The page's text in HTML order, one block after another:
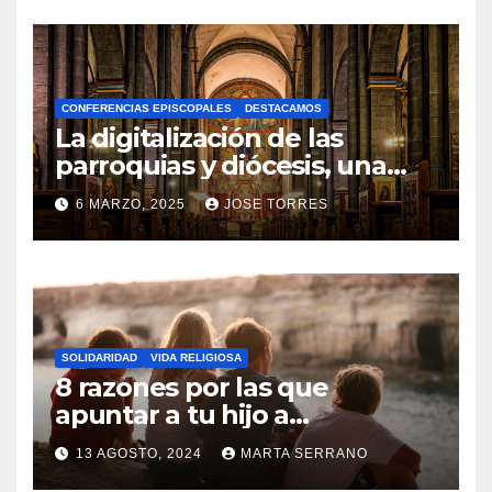
H
A
Y
C
O
M
N
T
A
R
I
O
S
CONFERENCIAS EPISCOPALES DESTACAMOS
La digitalización de las
parroquias y diócesis, una
realidad ya para el futuro de
la Iglesia
6 MARZO, 2025 JOSE TORRES
N
H
A
Y
SOLIDARIDAD VIDA RELIGIOSA
8 razones por las que
apuntar a tu hijo a
Catequesis
13 AGOSTO, 2024 MARTA SERRANO